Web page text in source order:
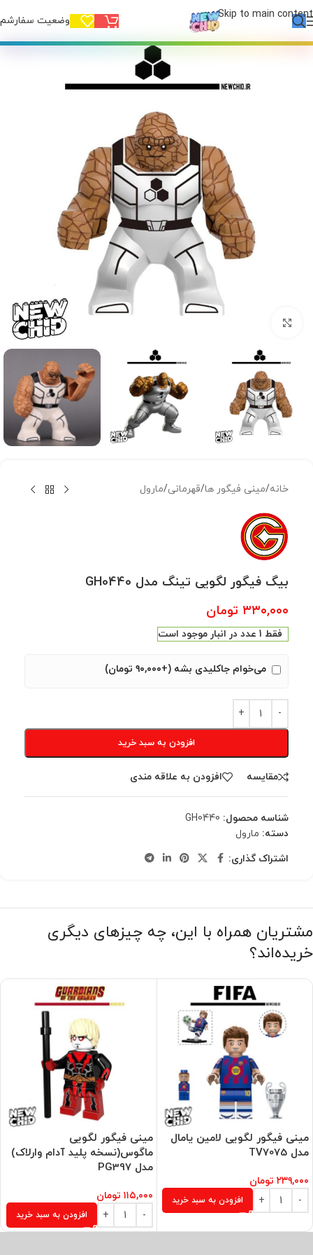
Skip to main content وضعیت
خانه/مینی فیگور ها/قهرمانی/مارول
بیگ فیگور لگویی تینگ مدل GH0440
۳۳۰,۰۰۰ تومان
فقط 1 عدد در انبار موجود است
می‌خوام جاکلیدی بشه (+۹۰,۰۰۰ تومان)
افزودن به سبد خرید
مقایسه افزودن به علاقه مندی
شناسه محصول: GH0440
دسته: مارول
اشتراک گذاری:
مشتریان همراه با این، چه چیزهای دیگری
خریده‌اند؟
مینی فیگور لگویی لامین یامال
مدل TV7075
۲۳۹,۰۰۰ تومان
افزودن به سبد خرید
مینی فیگور لگویی
ماگوس(نسخه پلید آدام وارلاک)
مدل PG397
۱۱۵,۰۰۰ تومان
افزودن به سبد خرید